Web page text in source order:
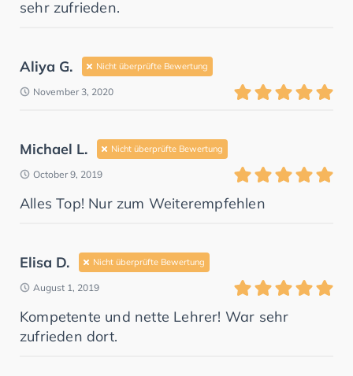
sehr zufrieden.
Aliya G. Nicht überprüfte Bewertung
November 3, 2020
Michael L. Nicht überprüfte Bewertung
October 9, 2019
Alles Top! Nur zum Weiterempfehlen
Elisa D. Nicht überprüfte Bewertung
August 1, 2019
Kompetente und nette Lehrer! War sehr
zufrieden dort.